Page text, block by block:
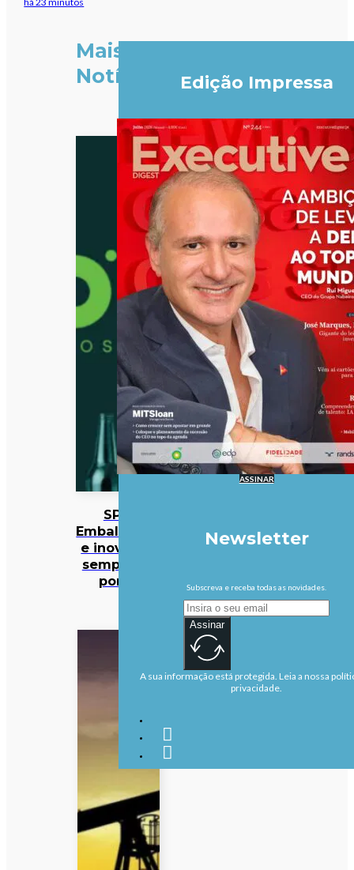
Mais
Notícias
SPV:
Embalagens
e inovação
sempre no
ponto
Edição Impressa
ASSINAR
Newsletter
Subscreva e receba todas as novidades.
Assinar
A sua informação está protegida. Leia a nossa
privacidade.